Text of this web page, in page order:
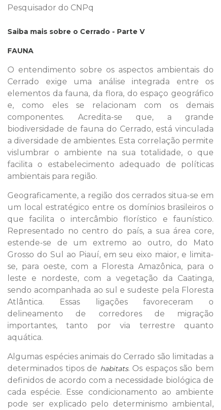
Pesquisador do CNPq
Saiba mais sobre o Cerrado - Parte V
FAUNA
O entendimento sobre os aspectos ambientais do
Cerrado exige uma análise integrada entre os
elementos da fauna, da flora, do espaço geográfico
e, como eles se relacionam com os demais
componentes. Acredita-se que, a grande
biodiversidade de fauna do Cerrado, está vinculada
a diversidade de ambientes. Esta correlação permite
vislumbrar o ambiente na sua totalidade, o que
facilita o estabelecimento adequado de políticas
ambientais para região.
Geograficamente, a região dos cerrados situa-se em
um local estratégico entre os domínios brasileiros o
que facilita o intercâmbio florístico e faunístico.
Representado no centro do país, a sua área core,
estende-se de um extremo ao outro, do Mato
Grosso do Sul ao Piauí, em seu eixo maior, e limita-
se, para oeste, com a Floresta Amazônica, para o
leste e nordeste, com a vegetação da Caatinga,
sendo acompanhada ao sul e sudeste pela Floresta
Atlântica. Essas ligações favoreceram o
delineamento de corredores de migração
importantes, tanto por via terrestre quanto
aquática.
Algumas espécies animais do Cerrado são limitadas a
determinados tipos de habitats. Os espaços são bem
definidos de acordo com a necessidade biológica de
cada espécie. Esse condicionamento ao ambiente
pode ser explicado pelo determinismo ambiental,